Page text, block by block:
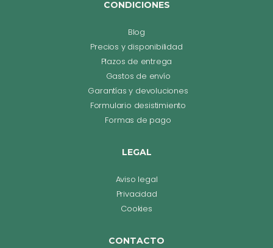
CONDICIONES
Blog
Precios y disponibilidad
Plazos de entrega
Gastos de envío
Garantías y devoluciones
Formulario desistimiento
Formas de pago
LEGAL
Aviso legal
Privacidad
Cookies
CONTACTO